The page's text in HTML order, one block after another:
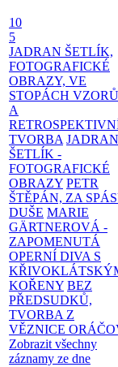
10
5
JADRAN ŠETLÍK,
FOTOGRAFICKÉ
OBRAZY, VE
STOPÁCH VZORŮ
A
TVORBA JADRAN
ŠETLÍK -
FOTOGRAFICKÉ
OBRAZY PETR
ŠTĚPÁN, ZA
DUŠE MARIE
GÄRTNEROVÁ -
ZAPOMENUTÁ
OPERNÍ DIVA S
KOŘENY BEZ
PŘEDSUDKŮ,
TVORBA Z
VĚZNICE
Zobrazit všechny
záznamy ze dne